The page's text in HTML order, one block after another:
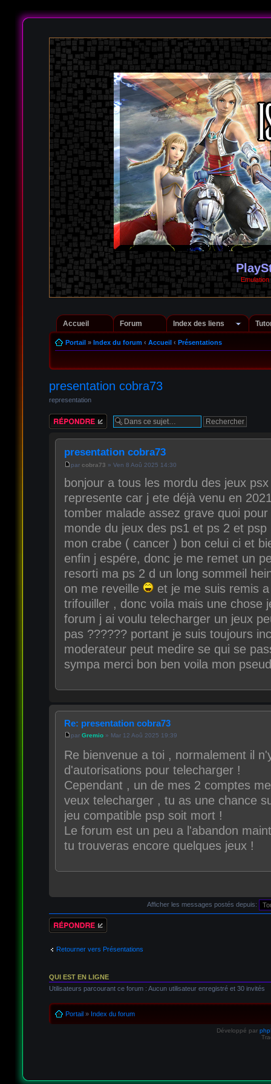
Accueil Forum Index des liens
Portail» Index du forum ‹ Accueil ‹ Présentations
presentation cobra73
representation
Répondre
presentation cobra73
par cobra73 » Ven 8 Aoû 2025 14:30
bonjour a tous les mordu des jeux
represente car j ete déjà venu en
tomber malade assez grave quoi
monde du jeux des ps1 et ps 2 et
mon crabe ( cancer ) bon celui ci et
enfin j espére, donc je me remet un
resorti ma ps 2 d un long sommeil
on me reveille
et je me suis remis
trifouiller , donc voila mais une chose
forum j ai voulu telecharger un jeux
pas ?????? portant je suis toujours
moderateur peut medire se qui se
sympa merci bon ben voila mon
Re: presentation cobra73
par Gremio» Mar 12 Aoû 2025 19:39
Re bienvenue a toi , normalement il
d'autorisations pour telecharger !
Cependant , un de mes 2 comptes
veux telecharger , tu as une chance
jeu compatible psp soit mort !
Le forum est un peu a l'abandon
tu trouveras encore quelques jeux !
Afficher les messages postés depuis:
Répondre
Retourner vers Présentations
QUI EST EN LIGNE
Utilisateurs parcourant ce forum : Aucun utilisateur enregistré et 30 invités
Portail» Index du forum
Développé par